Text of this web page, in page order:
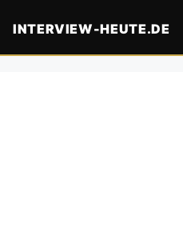
Inhalt
INTERVIEW-HEUTE.DE